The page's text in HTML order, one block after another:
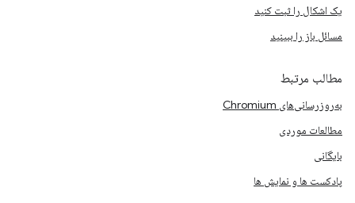
یک اشکال را ثبت کنید
مسائل باز را ببینید
مطالب مرتبط
به‌روزرسانی‌های Chromium
مطالعات موردی
بایگانی
پادکست ها و نمایش ها